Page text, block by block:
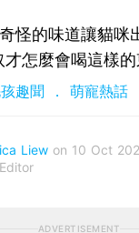
怪的味道讓貓咪
才怎麼會喝這樣
趣聞 萌寵熱話
Liew on 10 Oct
ADVERTISEMENT